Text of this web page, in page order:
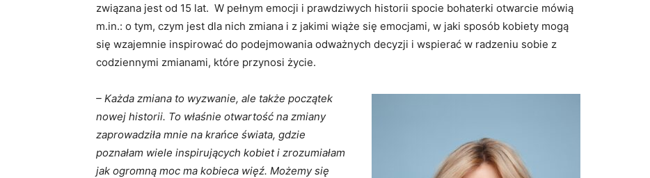
związana jest od 15 lat. W pełnym emocji i prawdziwych historii spocie bohaterki otwarcie mówią
m.in.: o tym, czym jest dla nich zmiana i z jakimi wiąże się emocjami, w jaki sposób kobiety mogą
się wzajemnie inspirować do podejmowania odważnych decyzji i wspierać w radzeniu sobie z
codziennymi zmianami, które przynosi życie.
– Każda zmiana to wyzwanie, ale także początek
nowej historii. To właśnie otwartość na zmiany
zaprowadziła mnie na krańce świata, gdzie
poznałam wiele inspirujących kobiet i zrozumiałam
jak ogromną moc ma kobieca więź. Możemy się